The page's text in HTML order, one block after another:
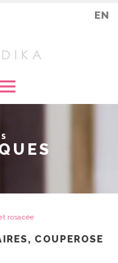
EN
rosacée
COUPEROSE